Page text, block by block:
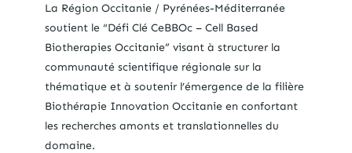
La Région Occitanie / Pyrénées-Méditerranée
soutient le “Défi Clé CeBBOc– Cell Based
BiotherapiesOccitanie” visant à structurer la
communauté scientifique régionale sur la
thématique et à soutenir l’émergence de la filière
Biothérapie Innovation Occitanie en confortant
les recherches amonts et translationnelles du
domaine.